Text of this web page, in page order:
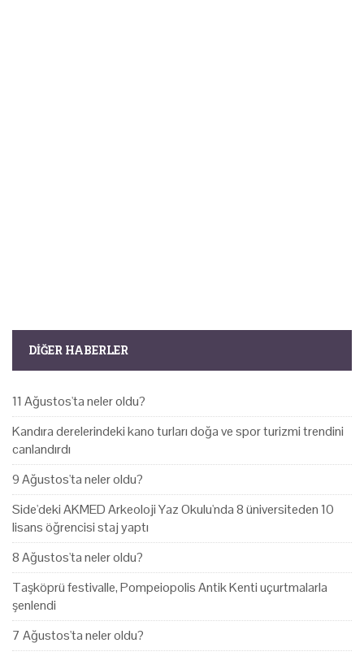
DIĞER HABERLER
11 Ağustos'ta neler oldu?
Kandıra derelerindeki kano turları doğa ve spor turizmi trendini
canlandırdı
9 Ağustos'ta neler oldu?
Side'deki AKMED Arkeoloji Yaz Okulu'nda 8 üniversiteden 10
lisans öğrencisi staj yaptı
8 Ağustos'ta neler oldu?
Taşköprü festivalle, Pompeiopolis Antik Kenti uçurtmalarla
şenlendi
7 Ağustos'ta neler oldu?